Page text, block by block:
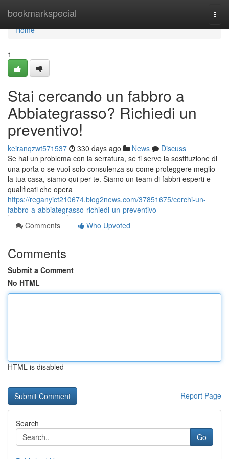
bookmarkspecial
Home
Home
1
Stai cercando un fabbro a
Abbiategrasso? Richiedi un
preventivo!
keiranqzwt571537 330 days ago News
Discuss
Se hai un problema con la serratura, se ti serve la sostituzione di
una porta o se vuoi solo consulenza su come proteggere meglio
la tua casa, siamo qui per te. Siamo un team di fabbri esperti e
qualificati che opera
https://reganyict210674.blog2news.com/37851675/cerchi-un-
fabbro-a-abbiategrasso-richiedi-un-preventivo
Comments
Who Upvoted
Comments
Submit a Comment
No HTML
HTML is disabled
Report Page
Search
Go